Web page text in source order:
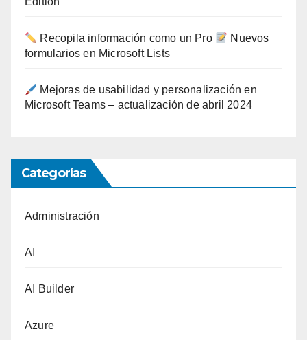
Recopila información como un Pro
Nuevos
formularios en Microsoft Lists
Mejoras de usabilidad y personalización en
Microsoft Teams – actualización de abril 2024
Categorías
Administración
AI
AI Builder
Azure